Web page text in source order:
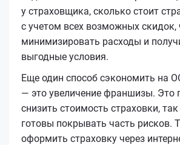
у страховщика, сколько стоит
с учетом всех возможных скидок,
минимизировать расходы и
выгодные условия.
Еще один способ сэкономить на
— это увеличение франшизы. Это
снизить стоимость страховки,
готовы покрывать часть рисков.
оформить страховку через